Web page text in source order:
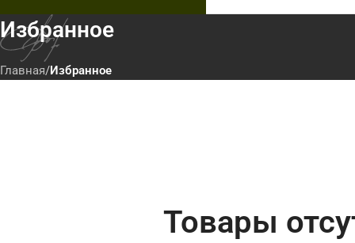
Машинная
1-й
Избранное
Главная/Избранное
Товары